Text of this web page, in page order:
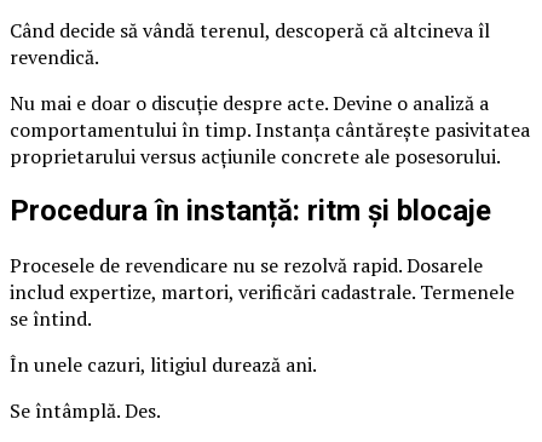
Când decide să vândă terenul, descoperă că altcineva îl
revendică.
Nu mai e doar o discuție despre acte. Devine o analiză a
comportamentului în timp. Instanța cântărește pasivitatea
proprietarului versus acțiunile concrete ale posesorului.
Procedura în instanță: ritm și blocaje
Procesele de revendicare nu se rezolvă rapid. Dosarele
includ expertize, martori, verificări cadastrale. Termenele
se întind.
În unele cazuri, litigiul durează ani.
Se întâmplă. Des.